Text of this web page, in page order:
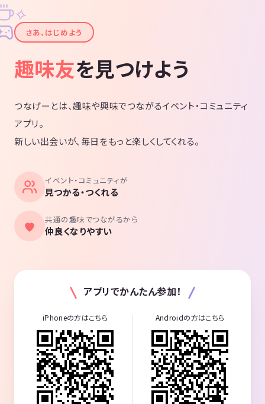
✦
✧
さあ、はじめよう
趣味友を見つけよう
つなげーとは、趣味や興味でつながるイベント・コミュニティ
アプリ。
新しい出会いが、毎日をもっと楽しくしてくれる。
イベント・コミュニティが
見つかる・つくれる
共通の趣味でつながるから
仲良くなりやすい
アプリでかんたん参加！
iPhoneの方はこちら Androidの方はこちら